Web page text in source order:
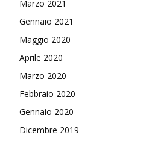
Marzo 2021
Gennaio 2021
Maggio 2020
Aprile 2020
Marzo 2020
Febbraio 2020
Gennaio 2020
Dicembre 2019